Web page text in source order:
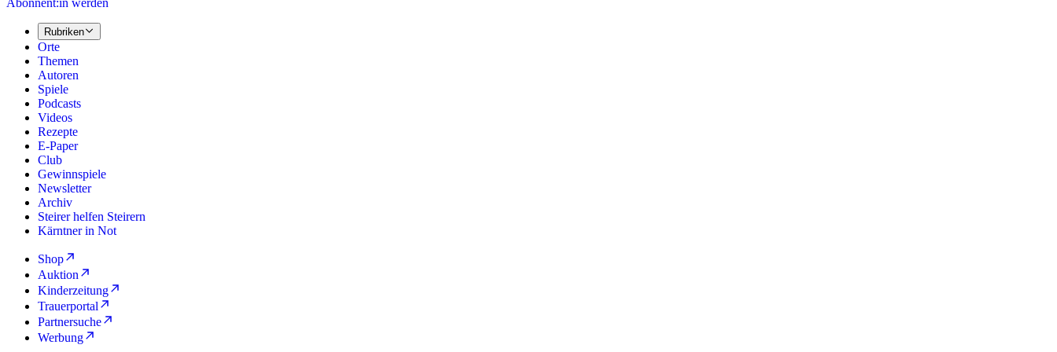
Rubriken
Orte
Themen
Autoren
Spiele
Podcasts
Videos
Rezepte
E-Paper
Club
Gewinnspiele
Newsletter
Archiv
Steirer helfen Steirern
Kärntner in Not
Shop
Auktion
Kinderzeitung
Trauerportal
Partnersuche
Werbung